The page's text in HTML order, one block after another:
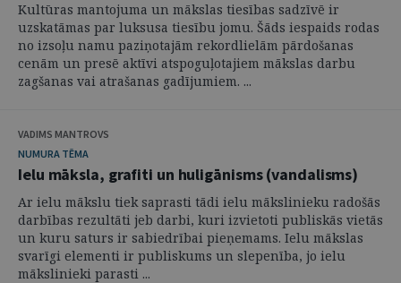
Kultūras mantojuma un mākslas tiesības sadzīvē ir
uzskatāmas par luksusa tiesību jomu. Šāds iespaids rodas
no izsoļu namu paziņotajām rekordlielām pārdošanas
cenām un presē aktīvi atspoguļotajiem mākslas darbu
zagšanas vai atrašanas gadījumiem. ...
VADIMS MANTROVS
NUMURA TĒMA
Ielu māksla, grafiti un huligānisms (vandalisms)
Ar ielu mākslu tiek saprasti tādi ielu mākslinieku radošās
darbības rezultāti jeb darbi, kuri izvietoti publiskās vietās
un kuru saturs ir sabiedrībai pieņemams. Ielu mākslas
svarīgi elementi ir publiskums un slepenība, jo ielu
mākslinieki parasti ...